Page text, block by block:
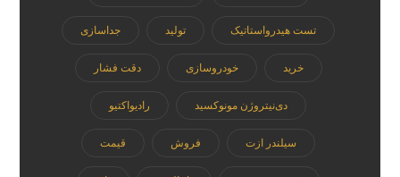
تست هیدرواستاتیک تولید جداسازی
خرید خودروسازی دقت فشار
دی‌نیتروژن مونوکسید رادیواکتیو
سیلندر ازت فروش قیمت